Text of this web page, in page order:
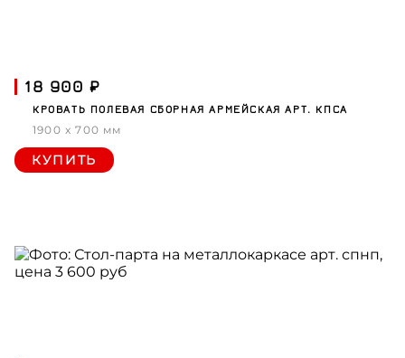
18 900 ₽
КРОВАТЬ ПОЛЕВАЯ СБОРНАЯ АРМЕЙСКАЯ АРТ. КПСА
1900 x 700 мм
КУПИТЬ